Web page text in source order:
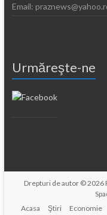
Email:
Urmăreşte-ne
Drepturi de autor © 2026
Acasa
Ştiri Economie